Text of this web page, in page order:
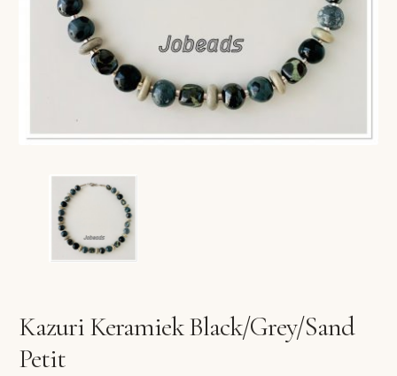
VOLG BESTELLING
Kazuri Keramiek Black/Grey/Sand
Petit